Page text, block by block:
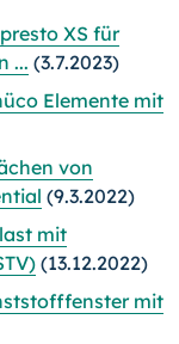
XS für
... (3.7.2023)
Elemente mit
von
(9.3.2022)
mit
(13.12.2022)
mit